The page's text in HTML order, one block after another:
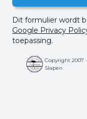
Dit formulier wordt
Google Privacy
toepassing.
Copyright 2007
Slapen